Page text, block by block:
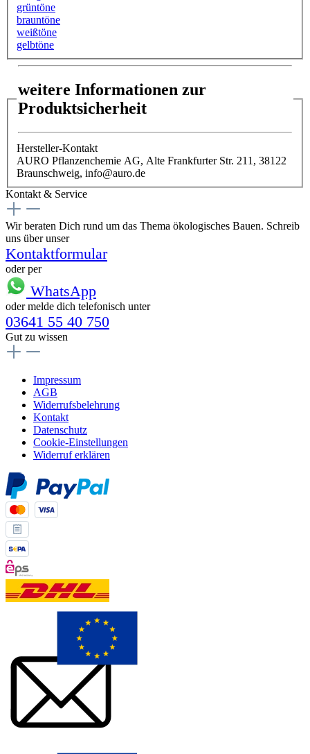
grüntöne
brauntöne
weißtöne
gelbtöne
weitere Informationen zur
Produktsicherheit
Hersteller-Kontakt
AURO Pflanzenchemie AG, Alte Frankfurter Str. 211, 38122
Braunschweig, info@auro.de
Kontakt & Service
Wir beraten Dich rund um das Thema ökologisches Bauen. Schreib
uns über unser
Kontaktformular
oder per
WhatsApp
oder melde dich telefonisch unter
03641 55 40 750
Gut zu wissen
Impressum
AGB
Widerrufsbelehrung
Kontakt
Datenschutz
Cookie-Einstellungen
Widerruf erklären